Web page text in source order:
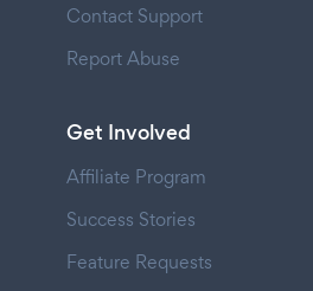
Contact Support
Report Abuse
Get Involved
Affiliate Program
Success Stories
Feature Requests